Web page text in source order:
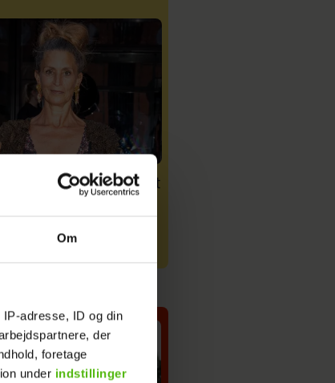
Om
adresse, ID og din
der
foretage
under indstillinger
afslører: Er blevet